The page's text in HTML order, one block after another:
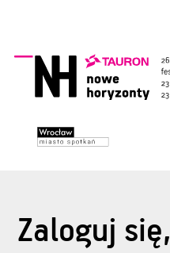
Zaloguj się,